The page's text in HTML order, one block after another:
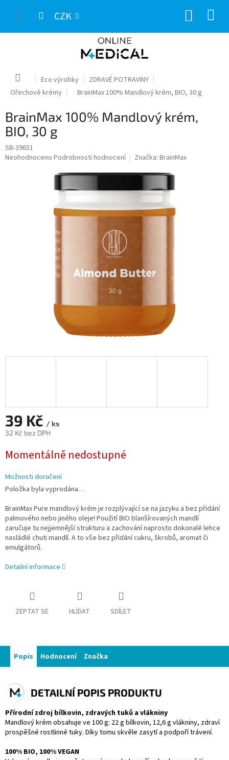
CZK
Domů Eco výrobky
ZDRAVÉ POTRAVINY
Ořechové krémy
BrainMax 100% Mandlový krém, BIO, 30 g
BrainMax 100% Mandlový krém,
BIO, 30 g
SB-39651
Průměrné
Neohodnoceno Podrobnosti hodnocení Značka: BrainMax
39 Kč / ks
32 Kč bez DPH
cena:
Momentálně nedostupné
Možnosti doručení
Položka byla vyprodána…
BrainMax Pure mandlový krém je rozplývající se na jazyku a bez přidání
palmového nebo jiného oleje! Použití BIO blanšírovaných mandlí
zaručuje tu nejjemnější strukturu a zachování naprosto dokonalé lehce
nasládlé chuti mandlí. A to vše bez přidání cukru, škrobů, aromat či
emulgátorů.
Detailní informace
ZEPTAT SE HLÍDAT SDÍLET
Popis Hodnocení Značka
DETAILNÍ POPIS PRODUKTU
Přírodní zdroj bílkovin, zdravých tuků a vlákniny
Mandlový krém obsahuje ve 100 g: 22 g bílkovin, 12,6 g vlákniny, zdraví
prospěšné rostlinné tuky. Díky tomu skvěle zasytí a podpoří trávení.
100% BIO, 100% VEGAN